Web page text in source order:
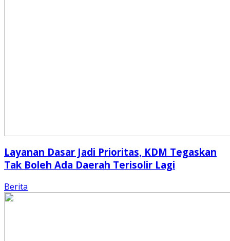
Layanan Dasar Jadi Prioritas, KDM Tegaskan
Tak Boleh Ada Daerah Terisolir Lagi
Berita